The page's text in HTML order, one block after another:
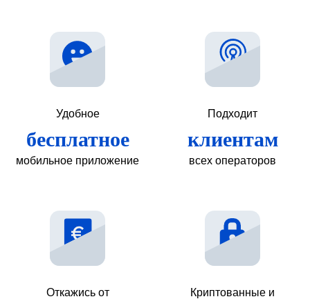
Удобное
бесплатное
мобильное приложение
Подходит
клиентам
всех операторов
Откажись от Криптованные и